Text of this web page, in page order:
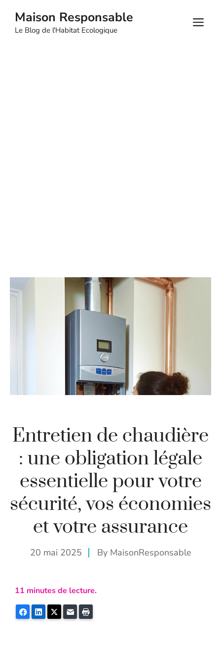
contenu
Maison Responsable
Le Blog de l'Habitat Ecologique
Entretien de chaudière
: une obligation légale
essentielle pour votre
sécurité, vos économies
et votre assurance
20 mai 2025 By MaisonResponsable
11 minutes de lecture.
FacebookLinkedInTwitterE-mail